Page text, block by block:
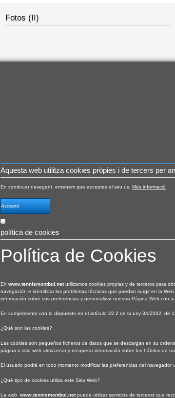
Fotos (II)
Aquesta web utilitza cookies pròpies i de tercers per
En continuar navegant, entenem que acceptes el seu ús. Més informació
Accepto
política de cookies
Política de Cookies
En www.tennismontbui.netutilizamos cookies propias y de terceros para
navegación e identificar los problemas técnicos que puedan surgir en la
información sobre sus preferencias y personalizar nuestra Página Web con
En cumplimiento con lo dispuesto en el artículo 22.2 de la Ley 34/2002, de
¿Qué son las cookies?
Las cookies son pequeños ficheros de datos que se descargan en su
página o sitio web almacenar y recuperar información sobre los hábitos de
El usuario podrá en todo momento modificar las preferencias del
¿Qué tipo de cookies utiliza este Sitio Web?
La web www.tennismontbui.netpuede utilizar servicios de terceros que